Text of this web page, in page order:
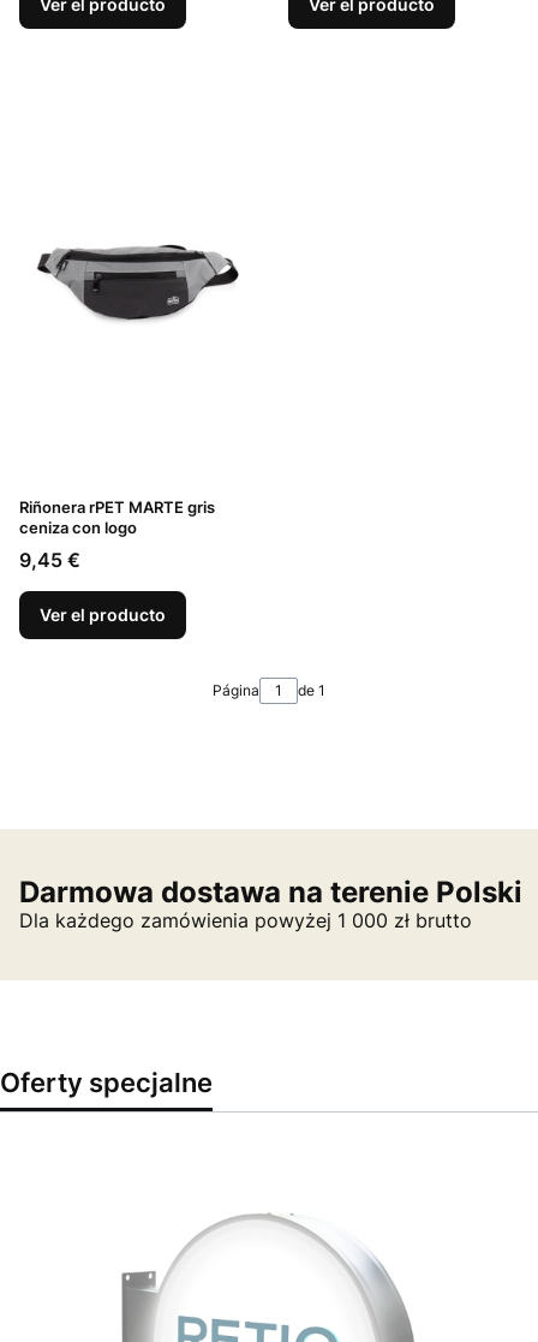
Ver el producto Ver el producto
Riñonera rPET MARTE gris
ceniza con logo
Precio
9,45 €
Ver el producto
Página de 1
Darmowa dostawa na terenie Polski
Dla każdego zamówienia powyżej 1 000 zł brutto
Oferty specjalne